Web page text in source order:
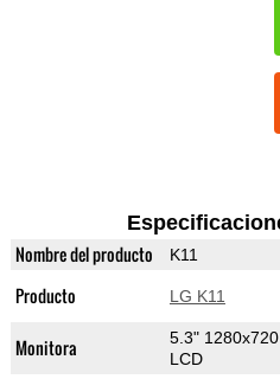
Nombre del producto K11
Producto LG K11
Monitora
5.3"
LCD